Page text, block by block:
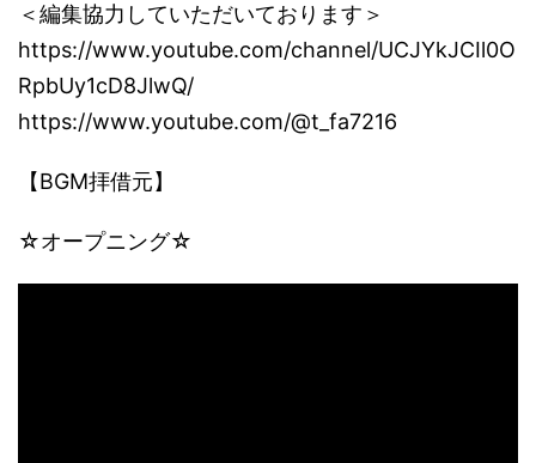
＜編集協力していただいております＞
https://www.youtube.com/channel/UCJYkJCIl0O
RpbUy1cD8JlwQ/
https://www.youtube.com/@t_fa7216
【BGM拝借元】
☆オープニング☆